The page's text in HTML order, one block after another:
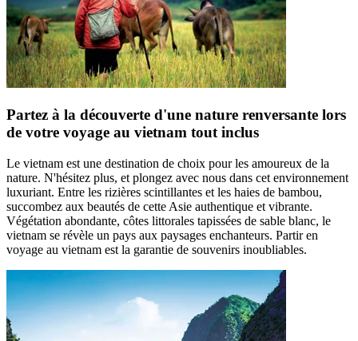
Partez à la découverte d'une nature renversante lors
de votre voyage au vietnam tout inclus
Le vietnam est une destination de choix pour les amoureux de la
nature. N'hésitez plus, et plongez avec nous dans cet environnement
luxuriant. Entre les rizières scintillantes et les haies de bambou,
succombez aux beautés de cette Asie authentique et vibrante.
Végétation abondante, côtes littorales tapissées de sable blanc, le
vietnam se révèle un pays aux paysages enchanteurs. Partir en
voyage au vietnam est la garantie de souvenirs inoubliables.